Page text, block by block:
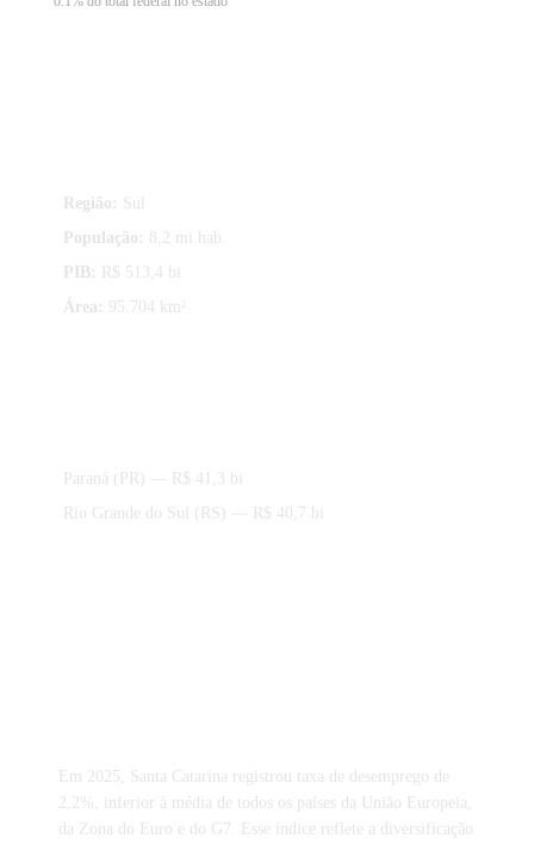
Região: Sul
População:
8,2 mi hab.
PIB:
R$ 513,4 bi
Área: 95.704 km²
Paraná (PR) — R$ 41,3 bi
Rio Grande do Sul (RS) — R$ 40,7 bi
Em 2025, Santa Catarina registrou taxa de desemprego de
2,2%, inferior à média de todos os países da União Europeia,
da Zona do Euro e do G7. Esse índice reflete a diversificação